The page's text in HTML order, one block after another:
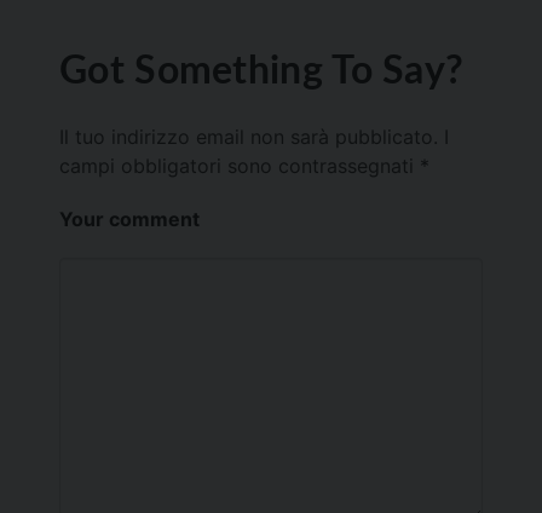
Got Something To Say?
Il tuo indirizzo email non sarà pubblicato.
campi obbligatori sono contrassegnati *
Your comment